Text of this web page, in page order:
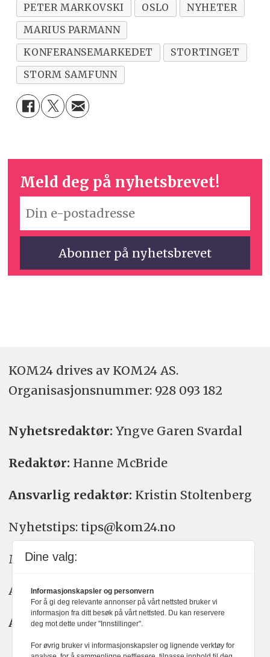
PETER MARKOVSKI
OSLO
NYHETER
MARIUS PARMANN
KONFERANSEMARKEDET
STORTINGET
STORM SAMFUNN
Meld deg på nyhetsbrevet!
KOM24 drives av KOM24 AS.
Organisasjons­nummer: 928 093 182
Nyhetsredaktør: Yngve Garen Svardal
Redaktør: Hanne McBride
Ansvarlig redaktør: Kristin Stoltenberg
Nyhetstips: tips@kom24.no
Meninger: meninger@kom24.no
Annonse: annonse@watchmedia.no
Abonnement:kom24@watchmedia.no
Dine valg:
Informasjonskapsler og personvern
For å gi deg relevante annonser på vårt nettsted bruker vi
informasjon fra ditt besøk på vårt nettsted. Du kan reservere
deg mot dette under "Innstillinger".
For øvrig bruker vi informasjonskapsler og lignende verktøy for